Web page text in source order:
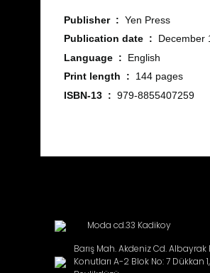
Publisher ‏ : ‎ Yen Press
Publication date ‏ : ‎ December
Language ‏ : ‎ English
Print length ‏ : ‎ 144 pages
ISBN-13 ‏ : ‎ 979-8855407259
Görüş ve önerileriniz için teşekkür
Ürün resmi kalitesiz, bozuk
Ürün bilgilerinde hatalar
Ürün fiyatı diğer sitelerden daha
Moda cd.33 Kadikoy
Barış Mah. Akdeniz Cd.
Konutları A-2 Blok No: 7 Dükkan